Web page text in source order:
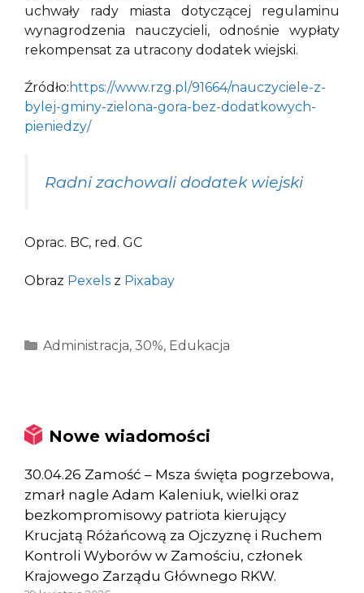
uchwały rady miasta dotyczącej regulaminu
wynagrodzenia nauczycieli, odnośnie wypłaty
rekompensat za utracony dodatek wiejski.
Źródło: https://www.rzg.pl/91664/nauczyciele-z-
bylej-gminy-zielona-gora-bez-dodatkowych-
pieniedzy/
Radni zachowali dodatek wiejski
Oprac. BC, red. GC
Obraz Pexels z Pixabay
Kategorie
Administracja, 30%, Edukacja
Nowe wiadomości
30.04.26 Zamość – Msza święta pogrzebowa,
zmarł nagle Adam Kaleniuk, wielki oraz
bezkompromisowy patriota kierujący
Krucjatą Różańcową za Ojczyznę i Ruchem
Kontroli Wyborów w Zamościu, członek
Krajowego Zarządu Głównego RKW.